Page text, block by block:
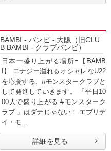
BAMBI - バンビ - 大阪（旧CLU
B BAMBI - クラブバンビ）
日本一盛り上がる場所=【BAMB
I】 エナジー溢れるオシャレなU22
を応援する、#モンスタークラブと
して発進していきます。 「平日10
00人で盛り上がる #モンスターク
ラブ 」はダテじゃない！ エブリデ
イ・モ...
詳細を見る